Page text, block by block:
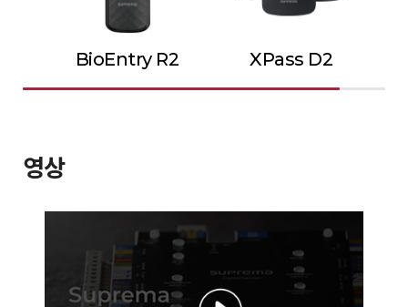
BioEntry R2 XPass D2
영상